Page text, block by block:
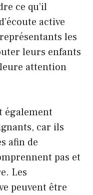
ce qu’il
active
les
leurs enfants
attention
également
car ils
afin de
pas et
Les
peuvent être